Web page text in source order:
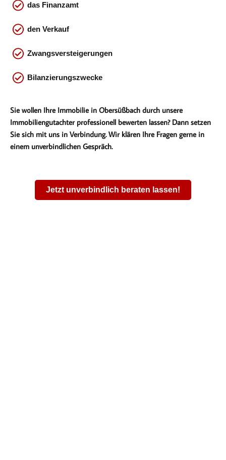
das Finanzamt
den Verkauf
Zwangsversteigerungen
Bilanzierungszwecke
Sie wollen Ihre Immobilie in Obersüßbach durch unsere
Immobiliengutachter professionell bewerten lassen? Dann setzen
Sie sich mit uns in Verbindung. Wir klären Ihre Fragen gerne in
einem unverbindlichen Gespräch.
Jetzt unverbindlich beraten lassen!